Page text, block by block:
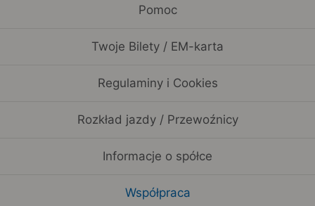
Pomoc
Twoje Bilety / EM-karta
Regulaminy i Cookies
Rozkład jazdy / Przewoźnicy
Informacje o spółce
Współpraca